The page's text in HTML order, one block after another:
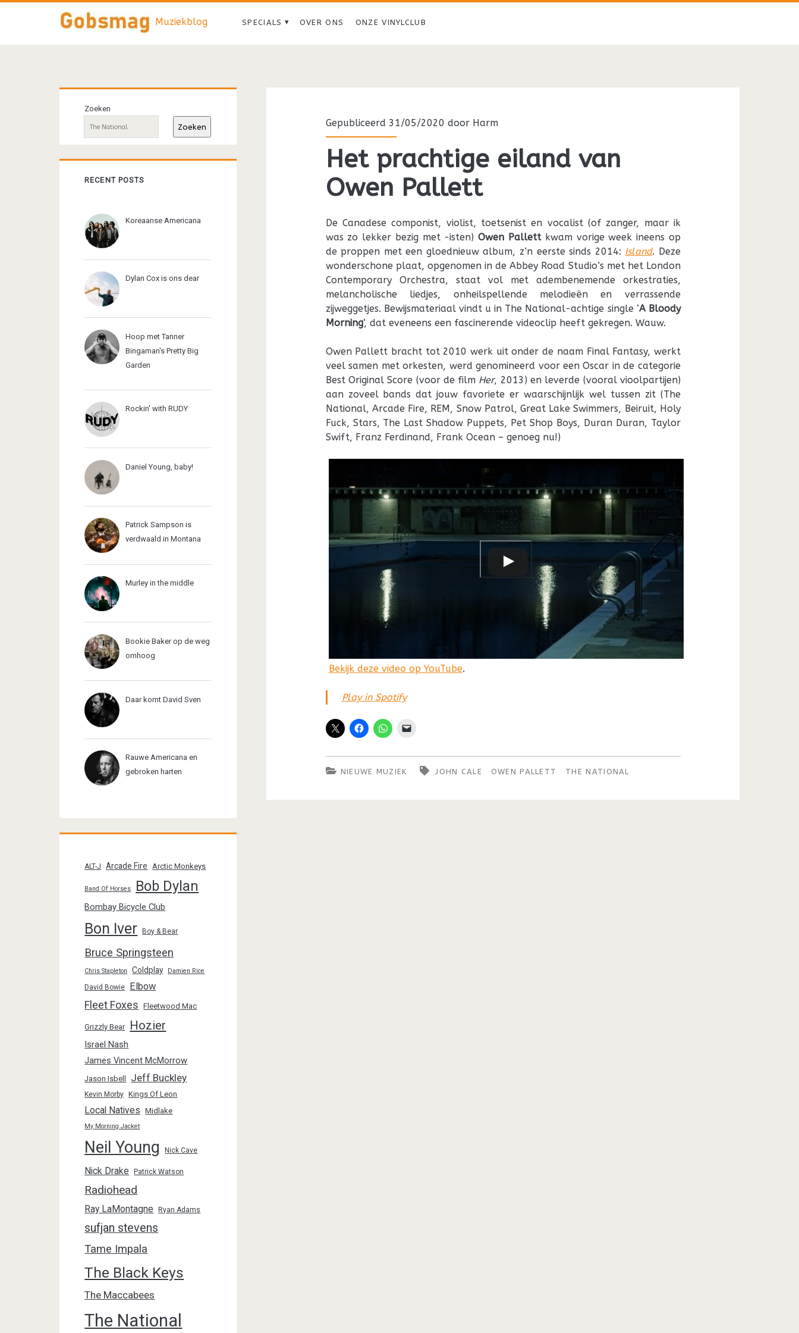
Muziekblog SPECIALS OVER ONS ONZE VINYLCLUB
Pallett</span>
Gepubliceerd 31/05/2020 door Harm
Het prachtige eiland van
Owen Pallett
De Canadese componist, violist, toetsenist en vocalist (of zanger, maar ik
was zo lekker bezig met -isten)Owen Pallettkwam vorige week ineens op
de proppen met een gloednieuw album, z’n eerste sinds 2014: Island. Deze
wonderschone plaat, opgenomen in de Abbey Road Studio’s met het London
Contemporary Orchestra, staat vol met adembenemende orkestraties,
melancholische liedjes, onheilspellende melodieën en verrassende
zijweggetjes. Bewijsmateriaal vindt u in The National-achtige single ‘A Bloody
Morning‘, dat eveneens een fascinerende videoclip heeft gekregen. Wauw.
Owen Pallett bracht tot 2010 werk uit onder de naam Final Fantasy, werkt
veel samen met orkesten, werd genomineerd voor een Oscar in de categorie
Best Original Score (voor de film Her, 2013) en leverde (vooral vioolpartijen)
aan zoveel bands dat jouw favoriete er waarschijnlijk wel tussen zit (The
National, Arcade Fire, REM, Snow Patrol, Great Lake Swimmers, Beiruit, Holy
Fuck, Stars, The Last Shadow Puppets, Pet Shop Boys, Duran Duran, Taylor
Swift, Franz Ferdinand, Frank Ocean – genoeg nu!)
Bekijk deze video op YouTube.
Play in Spotify
NIEUWE MUZIEK JOHN CALE OWEN PALLETT THE NATIONAL
Primaire
sidebar
Zoeken
Zoeken
RECENT POSTS
Koreaanse Americana
Dylan Cox is ons dear
Hoop met Tanner
Bingaman's Pretty Big
Garden
Rockin' with RUDY
Daniel Young, baby!
Patrick Sampson is
verdwaald in Montana
Murley in the middle
Bookie Baker op de weg
omhoog
Daar komt David Sven
Rauwe Americana en
gebroken harten
ALT-J Arcade Fire Arctic Monkeys
Band Of Horses Bob Dylan
Bombay Bicycle Club
Bon Iver Boy & Bear
Bruce Springsteen
Chris Stapleton Coldplay Damien Rice
David Bowie Elbow
Fleet Foxes Fleetwood Mac
Grizzly Bear Hozier
Israel Nash
James Vincent McMorrow
Jason Isbell Jeff Buckley
Kevin Morby Kings Of Leon
Local Natives Midlake
My Morning Jacket
Neil Young Nick Cave
Nick Drake Patrick Watson
Radiohead
Ray LaMontagne Ryan Adams
sufjan stevens
Tame Impala
The Black Keys
The Maccabees
The National